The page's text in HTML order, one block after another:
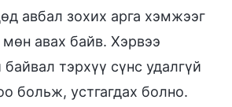
авбал зохих арга хэмжээг
мөн авах байв. Хэрвээ
тэрхүү сүнс удалгүй
больж, устгагдах болно.